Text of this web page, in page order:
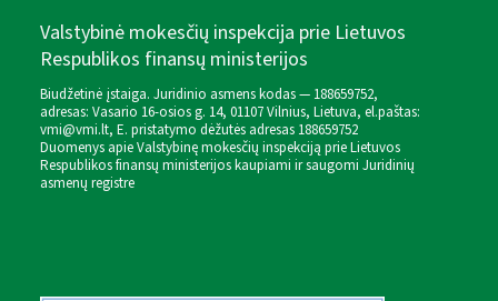
Valstybinė mokesčių inspekcija prie Lietuvos
Respublikos finansų ministerijos
Biudžetinė įstaiga. Juridinio asmens kodas — 188659752,
adresas: Vasario 16-osios g. 14, 01107 Vilnius, Lietuva, el.paštas:
vmi@vmi.lt, E. pristatymo dėžutės adresas 188659752
Duomenys apie Valstybinę mokesčių inspekciją prie Lietuvos
Respublikos finansų ministerijos kaupiami ir saugomi Juridinių
asmenų registre